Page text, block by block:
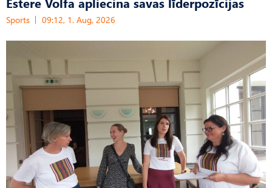
Sports 09:12, 1. Aug, 2026